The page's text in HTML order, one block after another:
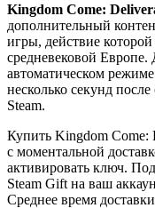
Kingdom Come:
дополнительный
игры, действие которой
средневековой Европе.
автоматическом
несколько секунд
Steam.
Купить Kingdom Come:
с моментальной
активировать ключ.
Steam Gift на ваш
Среднее время